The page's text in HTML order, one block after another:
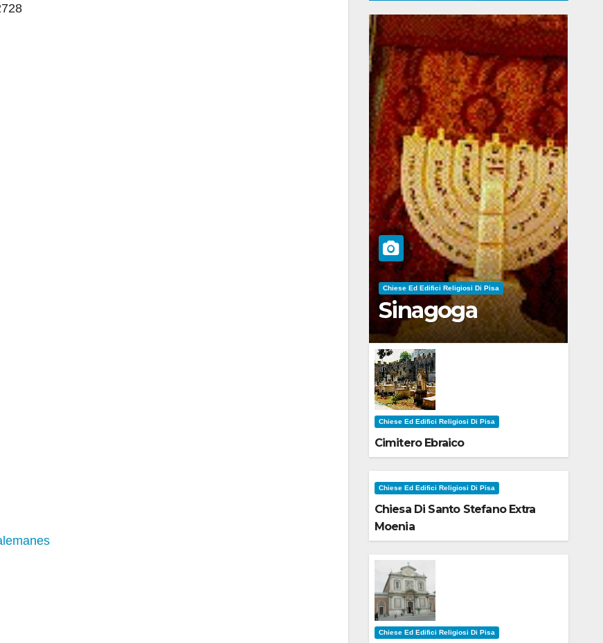
Chiese Ed Edifici Religiosi Di Pisa
Sinagoga
Chiese Ed Edifici Religiosi Di Pisa
Cimitero Ebraico
Chiese Ed Edifici Religiosi Di Pisa
Chiesa Di Santo Stefano Extra
Moenia
Chiese Ed Edifici Religiosi Di Pisa